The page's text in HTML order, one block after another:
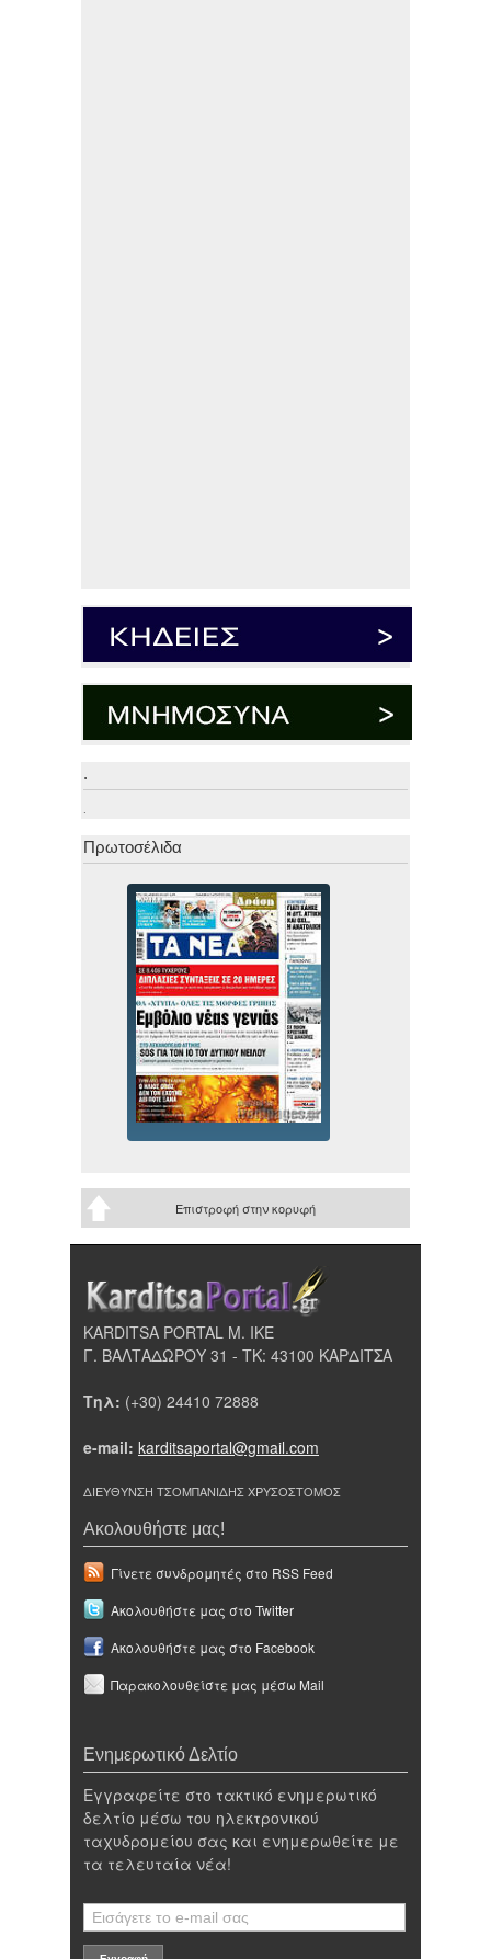
.
.
Πρωτοσέλιδα
Επιστροφή στην κορυφή
KARDITSA PORTAL Μ. ΙΚΕ
Γ. ΒΑΛΤΑΔΩΡΟΥ 31 - ΤΚ: 43100 ΚΑΡΔΙΤΣΑ
Τηλ: (+30) 24410 72888
e-mail: karditsaportal@gmail.com
ΔΙΕΥΘΥΝΣΗ ΤΣΟΜΠΑΝΙΔΗΣ ΧΡΥΣΟΣΤΟΜΟΣ
Ακολουθήστε μας!
Γίνετε συνδρομητές στο RSS Feed
Ακολουθήστε μας στο Twitter
Ακολουθήστε μας στο Facebook
Παρακολουθείστε μας μέσω Mail
Ενημερωτικό Δελτίο
Εγγραφείτε στο τακτικό ενημερωτικό
δελτίο μέσω του ηλεκτρονικού
ταχυδρομείου σας και ενημερωθείτε με
τα τελευταία νέα!